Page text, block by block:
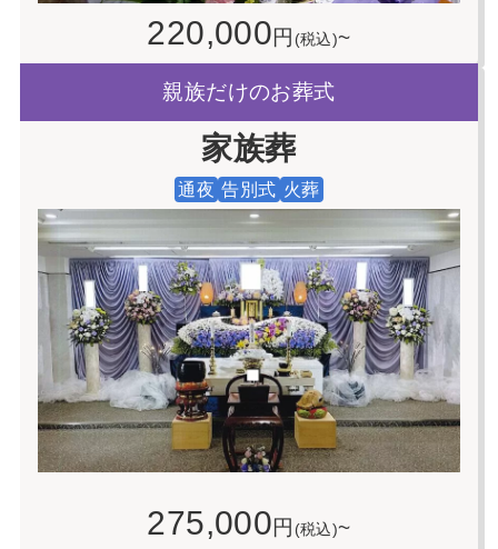
220,000円 (税込)~
親族だけのお葬式
家族葬
通夜 告別式 火葬
275,000円 (税込)~